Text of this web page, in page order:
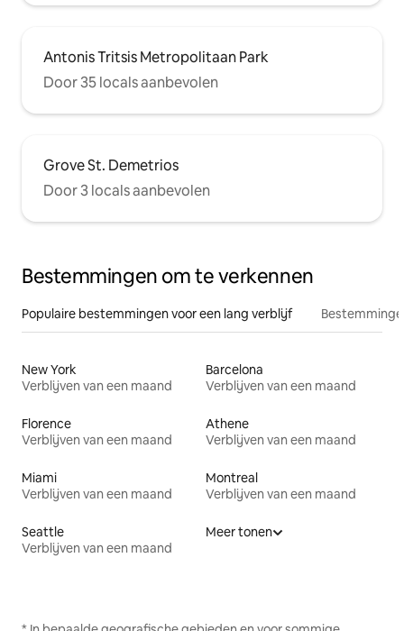
Antonis Tritsis Metropolitaan Park
Door 35 locals aanbevolen
Grove St. Demetrios
Door 3 locals aanbevolen
Bestemmingen om te verkennen
Populaire bestemmingen voor een lang verblijf
New York
Verblijven van een maand
Barcelona
Verblijven van een maand
Florence
Verblijven van een maand
Athene
Verblijven van een maand
Miami
Verblijven van een maand
Montreal
Verblijven van een maand
Seattle
Verblijven van een maand
Meer tonen